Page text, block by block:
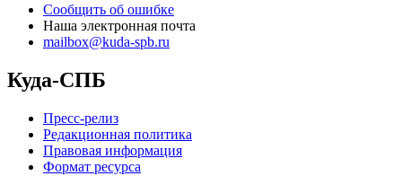
Сообщить об ошибке
Наша электронная почта
mailbox@kuda-spb.ru
Куда-СПБ
Пресс-релиз
Редакционная политика
Правовая информация
Формат ресурса